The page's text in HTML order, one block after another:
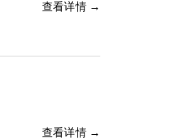
查看详情 →
查看详情 →